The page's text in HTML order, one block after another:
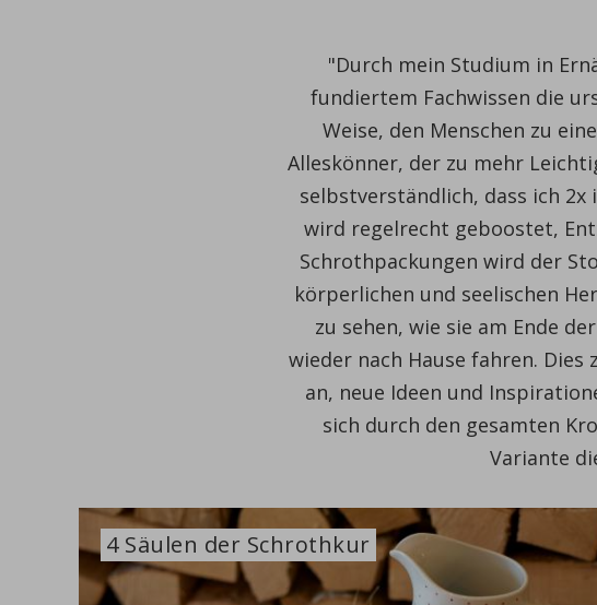
"Durch mein Studium in
fundiertem Fachwissen die
Weise, den Menschen zu
Alleskönner, der zu mehr
selbstverständlich, dass ich
wird regelrecht geboostet,
Schrothpackungen wird der
körperlichen und seelischen
zu sehen, wie sie am Ende
wieder nach Hause fahren. Dies
an, neue Ideen und
sich durch den gesamten
Variante
4 Säulen der Schrothkur